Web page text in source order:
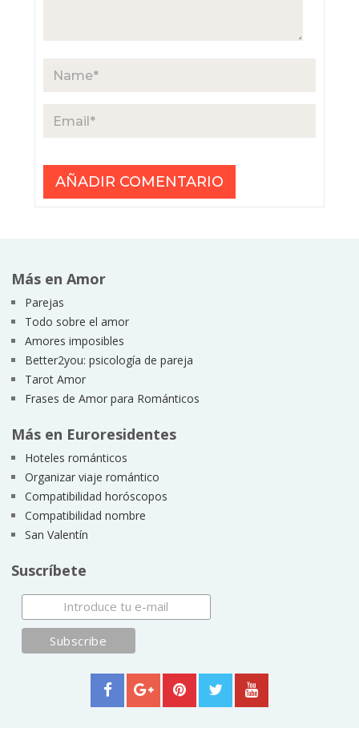
Más en Amor
Parejas
Todo sobre el amor
Amores imposibles
Better2you: psicología de pareja
Tarot Amor
Frases de Amor para Románticos
Más en Euroresidentes
Hoteles románticos
Organizar viaje romántico
Compatibilidad horóscopos
Compatibilidad nombre
San Valentín
Suscríbete